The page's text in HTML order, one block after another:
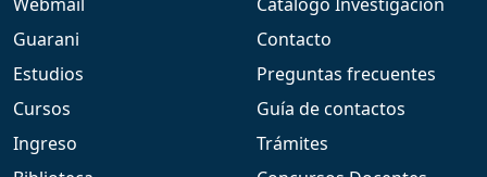
Guarani
Estudios
Cursos
Ingreso
Contacto
Preguntas frecuentes
Guía de contactos
Trámites